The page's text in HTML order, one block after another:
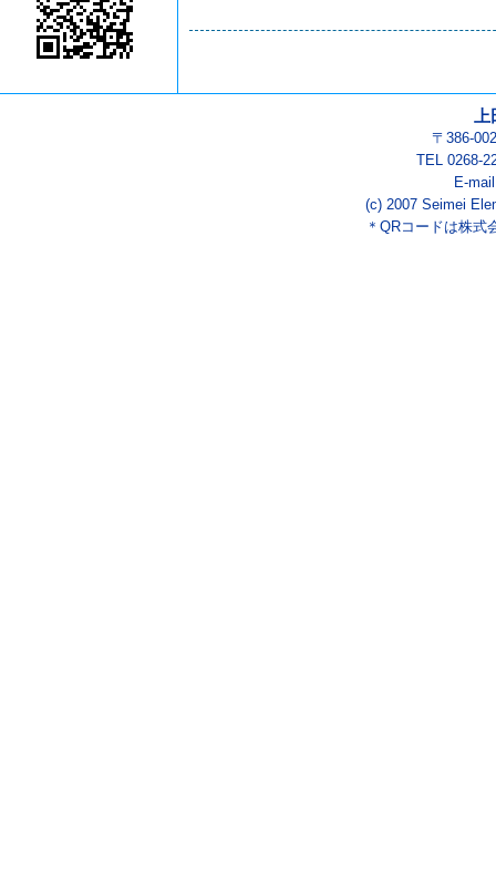
〒386-
TEL 0268-
E-
(c) 2007 Seimei
＊QRコードは株式